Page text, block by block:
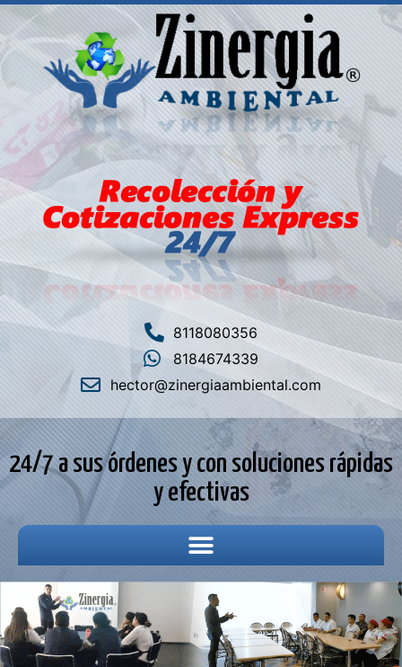
8118080356
8184674339
hector@zinergiaambiental.com
24/7 a sus órdenes y con soluciones rápidas
y efectivas